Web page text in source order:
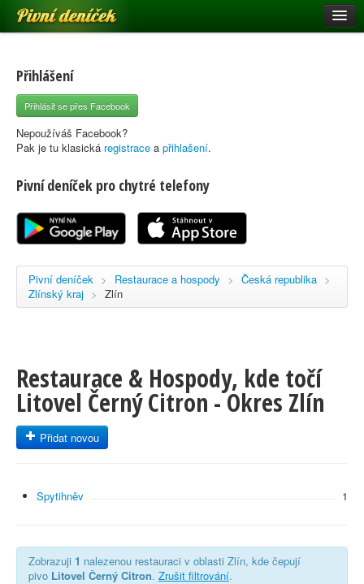
Pivní deníček
Pivní mapa
Pivní značky
Nápověda
Registrace
Přihlášení
Přihlásit se přes Facebook
Nepoužíváš Facebook?
Pak je tu klasická registrace a přihlašení.
Pivní deníček pro chytré telefony
Pivní deníček > Restaurace a hospody > Česká republika >
Zlínský kraj > Zlín
Restaurace & Hospody, kde točí
Litovel Černý Citron - Okres Zlín
Přidat novou
Spytihněv 1
Zobrazuji 1 nalezenou restauraci v oblasti Zlín, kde čepují
pivo Litovel Černý Citron. Zrušit filtrování.